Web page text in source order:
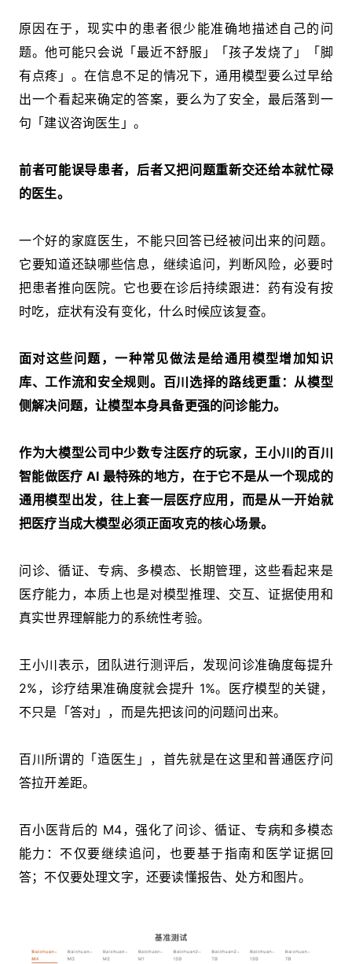
原因在于，现实中的患者很少能准确地描述自己的问
题。他可能只会说「最近不舒服」「孩子发烧了」「脚
有点疼」。在信息不足的情况下，通用模型要么过早给
出一个看起来确定的答案，要么为了安全，最后落到一
句「建议咨询医生」。
前者可能误导患者，后者又把问题重新交还给本就忙碌
的医生。
一个好的家庭医生，不能只回答已经被问出来的问题。
它要知道还缺哪些信息，继续追问，判断风险，必要时
把患者推向医院。它也要在诊后持续跟进：药有没有按
时吃，症状有没有变化，什么时候应该复查。
面对这些问题，一种常见做法是给通用模型增加知识
库、工作流和安全规则。百川选择的路线更重：从模型
侧解决问题，让模型本身具备更强的问诊能力。
作为大模型公司中少数专注医疗的玩家，王小川的百川
智能做医疗 AI 最特殊的地方，在于它不是从一个现成的
通用模型出发，往上套一层医疗应用，而是从一开始就
把医疗当成大模型必须正面攻克的核心场景。
问诊、循证、专病、多模态、长期管理，这些看起来是
医疗能力，本质上也是对模型推理、交互、证据使用和
真实世界理解能力的系统性考验。
王小川表示，团队进行测评后，发现问诊准确度每提升
2%，诊疗结果准确度就会提升 1%。医疗模型的关键，
不只是「答对」，而是先把该问的问题问出来。
百川所谓的「造医生」，首先就是在这里和普通医疗问
答拉开差距。
百小医背后的 M4，强化了问诊、循证、专病和多模态
能力：不仅要继续追问，也要基于指南和医学证据回
答；不仅要处理文字，还要读懂报告、处方和图片。